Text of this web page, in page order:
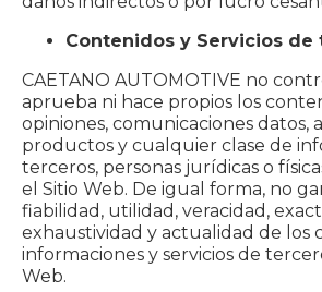
Contenidos y Servicios de
CAETANO AUTOMOTIVE no
aprueba ni hace propios los
opiniones, comunicaciones datos,
productos y cualquier clase de
terceros, personas jurídicas o
el Sitio Web. De igual forma, no
fiabilidad, utilidad, veracidad,
exhaustividad y actualidad de los
informaciones y servicios de
Web.